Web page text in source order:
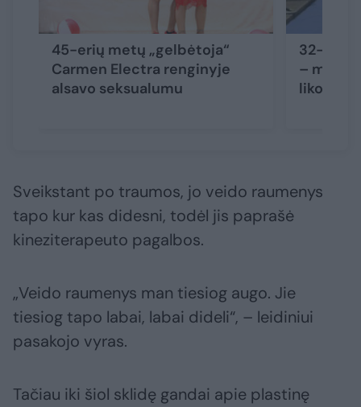
45-erių metų „gelbėtoja“
Carmen Electra renginyje
alsavo seksualumu
32-iejų
–
liko
Sveikstant po traumos, jo veido raumenys
tapo kur kas didesni, todėl jis paprašė
kineziterapeuto pagalbos.
„Veido raumenys man tiesiog augo. Jie
tiesiog tapo labai, labai dideli“, – leidiniui
pasakojo vyras.
Tačiau iki šiol sklidę gandai apie plastinę